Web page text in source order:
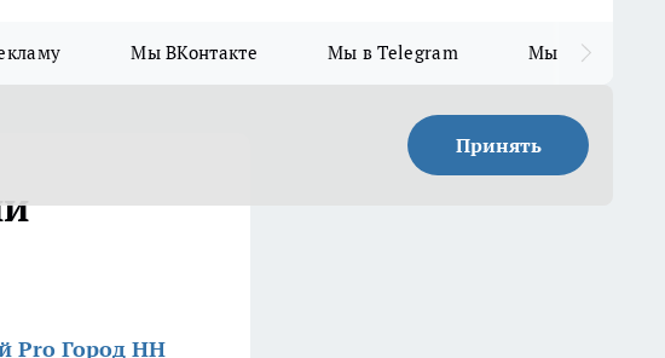
Мы ВКонтакте Мы в Telegram Мы в MAX
Принять
Pro Город НН